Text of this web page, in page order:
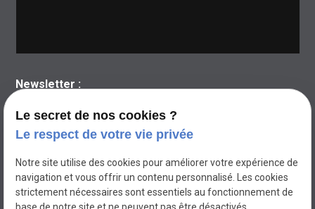
Newsletter :
Le secret de nos cookies ?
Le respect de votre vie privée
Notre site utilise des cookies pour améliorer votre expérience de
navigation et vous offrir un contenu personnalisé. Les cookies
strictement nécessaires sont essentiels au fonctionnement de